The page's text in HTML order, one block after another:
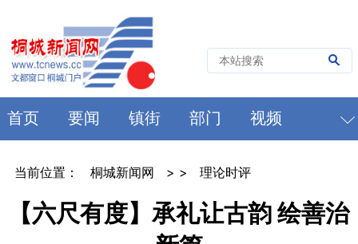
首页 要闻 镇街 部门 视频
当前位置： 桐城新闻网 > > 理论时评
【六尺有度】承礼让古韵 绘善治